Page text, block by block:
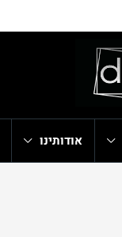
אודותינו